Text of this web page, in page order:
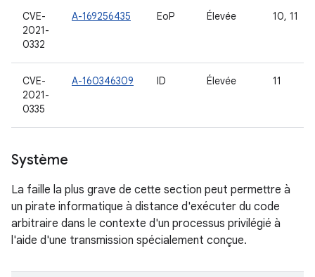
CVE-
2021-
0332
A-169256435 EoP Élevée 10, 11
CVE-
2021-
0335
A-160346309 ID Élevée 11
Système
La faille la plus grave de cette section peut permettre à
un pirate informatique à distance d'exécuter du code
arbitraire dans le contexte d'un processus privilégié à
l'aide d'une transmission spécialement conçue.